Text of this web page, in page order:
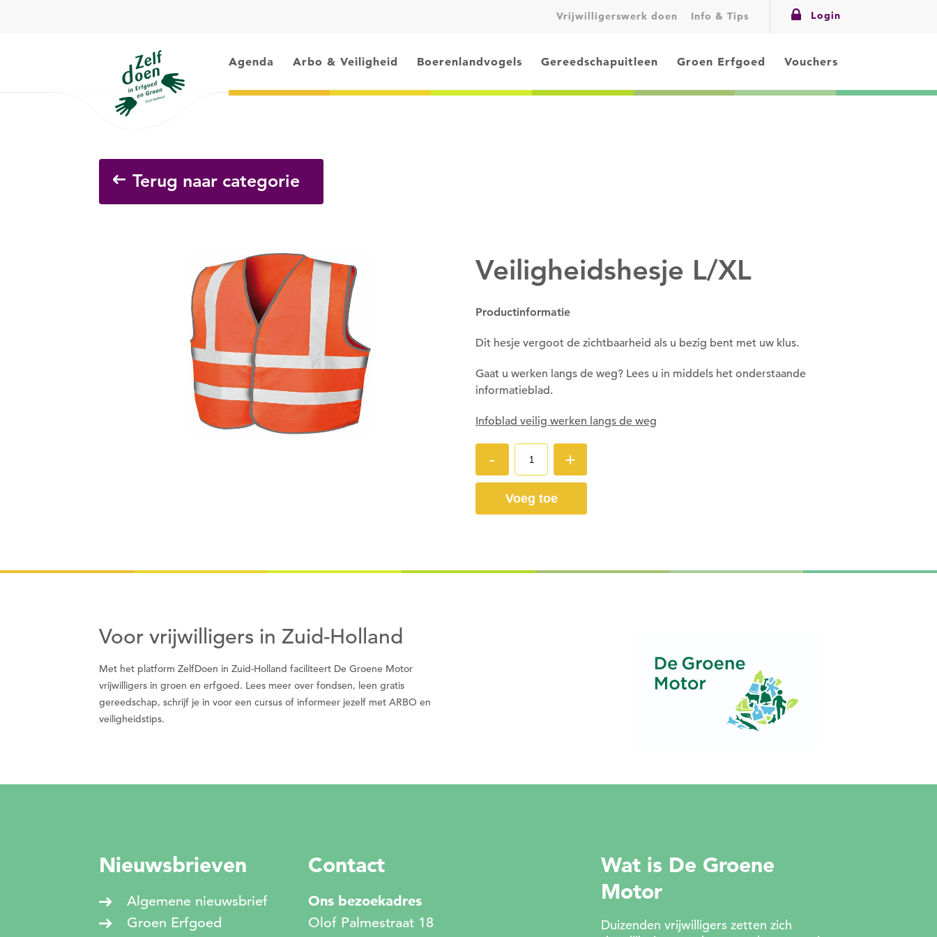
Agenda Arbo & Veiligheid Boerenlandvogels Gereedschapuitleen Groen Erfgoed Vouchers
Vrijwilligerswerk doen Info & Tips Login
Terug naar categorie
Veiligheidshesje L/XL
Productinformatie
Dit hesje vergoot de zichtbaarheid als u bezig bent met uw klus.
Gaat u werken langs de weg? Lees u in middels het onderstaande
informatieblad.
Infoblad veilig werken langs de weg
- +
Voeg toe
Voor vrijwilligers in Zuid-Holland
Met het platform ZelfDoen in Zuid-Holland faciliteert De Groene Motor
vrijwilligers in groen en erfgoed. Lees meer over fondsen, leen gratis
gereedschap, schrijf je in voor een cursus of informeer jezelf met ARBO en
veiligheidstips.
Nieuwsbrieven
Algemene nieuwsbrief
Groen Erfgoed
Contact
Ons bezoekadres
Olof Palmestraat 18
Wat is De Groene
Motor
Duizenden vrijwilligers zetten zich
Om deze pagina op te slaan moet je
ingelogd zijn.
Wil je nu inloggen?
Ja
Om gereedschap te kunnen lenen
Om gereedschap te kunnen lenen
moet je eerst een datum kiezen